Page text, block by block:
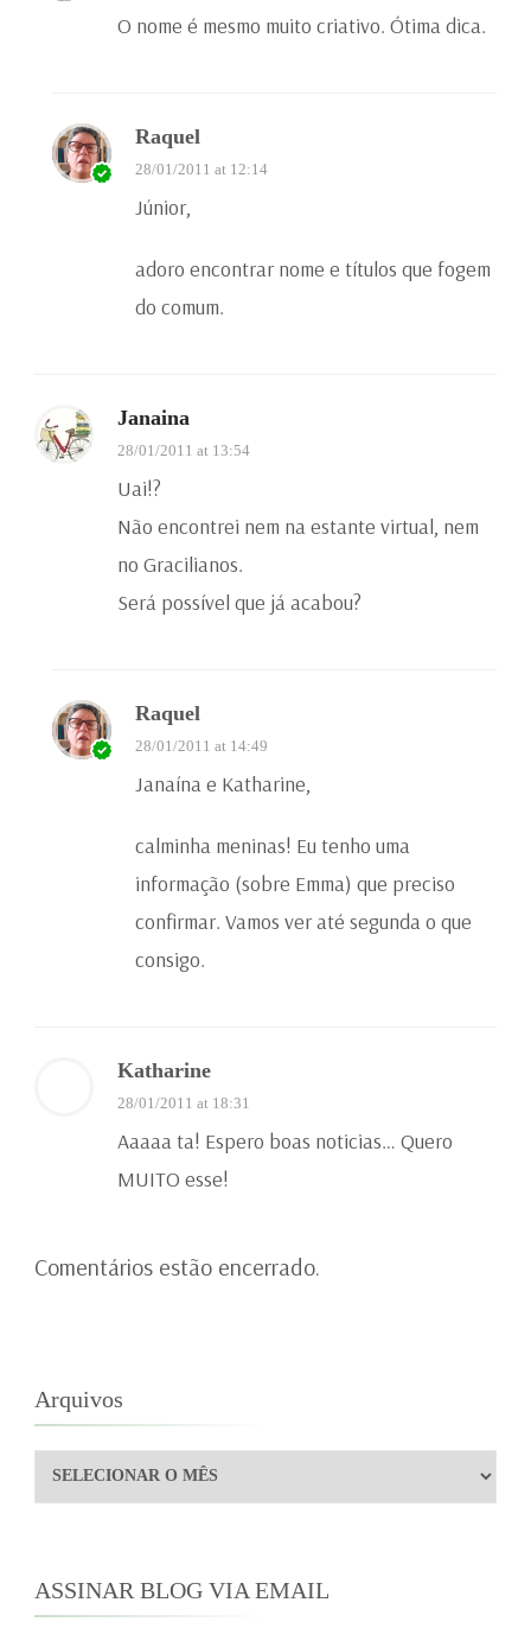
O nome é mesmo muito criativo. Ótima dica.
Raquel
28/01/2011 at 12:14
Júnior,
adoro encontrar nome e títulos que fogem
do comum.
Janaina
28/01/2011 at 13:54
Uai!?
Não encontrei nem na estante virtual, nem
no Gracilianos.
Será possível que já acabou?
Raquel
28/01/2011 at 14:49
Janaína e Katharine,
calminha meninas! Eu tenho uma
informação (sobre Emma) que preciso
confirmar. Vamos ver até segunda o que
consigo.
Katharine
28/01/2011 at 18:31
Aaaaa ta! Espero boas noticias… Quero
MUITO esse!
Comentários estão encerrado.
Arquivos
Arquivos
ASSINAR BLOG VIA EMAIL